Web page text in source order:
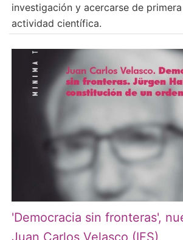
investigación y acercarse de
actividad científica.
'Democracia sin fronteras',
Juan Carlos Velasco (IFS)